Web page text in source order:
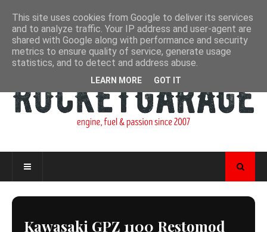
Kawasaki GPZ 1100 Restomod
This site uses cookies from Google to deliver its services
and to analyze traffic. Your IP address and user-agent are
shared with Google along with performance and security
metrics to ensure quality of service, generate usage
statistics, and to detect and address abuse.
LEARN MORE GOT IT